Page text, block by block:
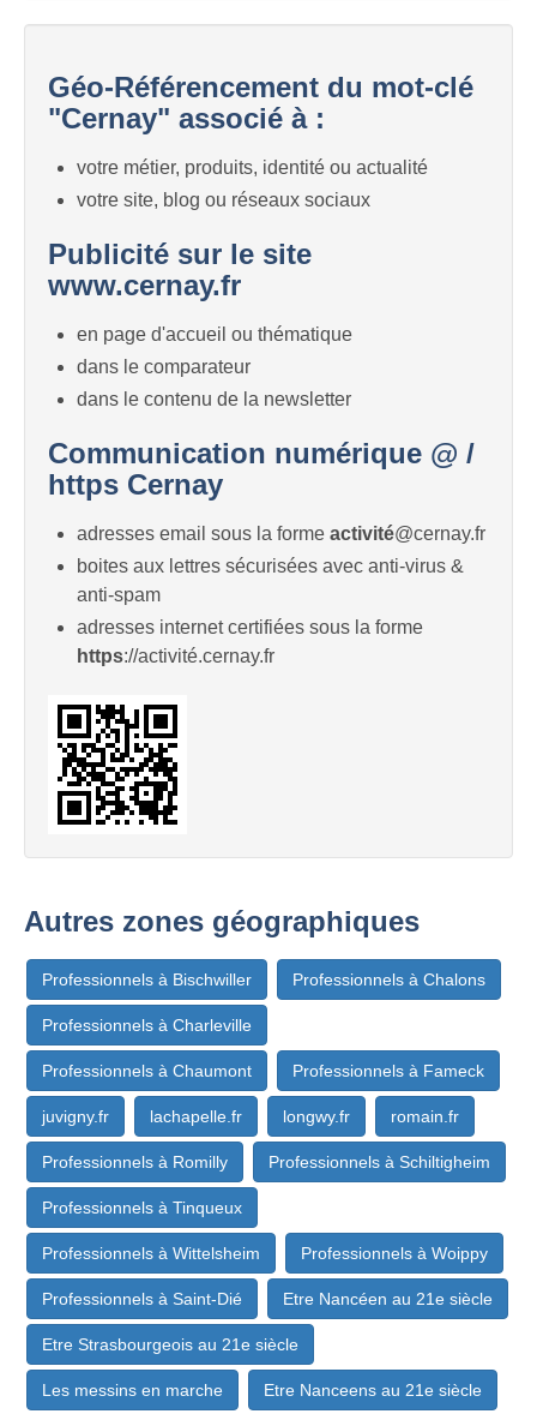
Géo-Référencement du mot-clé
"Cernay" associé à :
votre métier, produits, identité ou actualité
votre site, blog ou réseaux sociaux
Publicité sur le site
www.cernay.fr
en page d'accueil ou thématique
dans le comparateur
dans le contenu de la newsletter
Communication numérique @ /
https Cernay
adresses email sous la forme activité@cernay.fr
boites aux lettres sécurisées avec anti-virus &
anti-spam
adresses internet certifiées sous la forme
https://activité.cernay.fr
Autres zones géographiques
Professionnels à Bischwiller Professionnels à Chalons
Professionnels à Charleville
Professionnels à Chaumont Professionnels à Fameck
juvigny.fr lachapelle.fr longwy.fr romain.fr
Professionnels à Romilly Professionnels à Schiltigheim
Professionnels à Tinqueux
Professionnels à Wittelsheim Professionnels à Woippy
Professionnels à Saint-Dié Etre Nancéen au 21e siècle
Etre Strasbourgeois au 21e siècle
Les messins en marche Etre Nanceens au 21e siècle